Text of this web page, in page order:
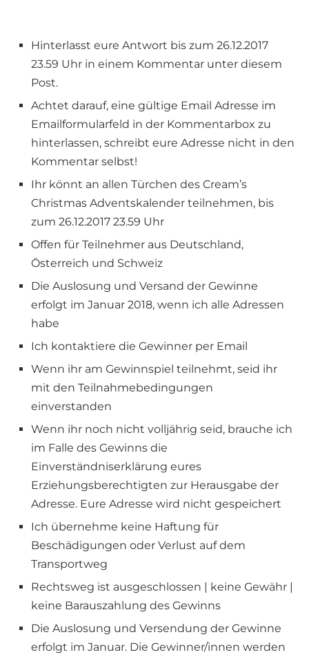
Hinterlasst eure Antwort bis zum 26.12.2017
23.59 Uhr in einem Kommentar unter diesem
Post.
Achtet darauf, eine gültige Email Adresse im
Emailformularfeld in der Kommentarbox zu
hinterlassen, schreibt eure Adresse nicht in den
Kommentar selbst!
Ihr könnt an allen Türchen des Cream’s
Christmas Adventskalender teilnehmen, bis
zum 26.12.2017 23.59 Uhr
Offen für Teilnehmer aus Deutschland,
Österreich und Schweiz
Die Auslosung und Versand der Gewinne
erfolgt im Januar 2018, wenn ich alle Adressen
habe
Ich kontaktiere die Gewinner per Email
Wenn ihr am Gewinnspiel teilnehmt, seid ihr
mit den Teilnahmebedingungen
einverstanden
Wenn ihr noch nicht volljährig seid, brauche ich
im Falle des Gewinns die
Einverständniserklärung eures
Erziehungsberechtigten zur Herausgabe der
Adresse. Eure Adresse wird nicht gespeichert
Ich übernehme keine Haftung für
Beschädigungen oder Verlust auf dem
Transportweg
Rechtsweg ist ausgeschlossen | keine Gewähr |
keine Barauszahlung des Gewinns
Die Auslosung und Versendung der Gewinne
erfolgt im Januar. Die Gewinner/innen werden